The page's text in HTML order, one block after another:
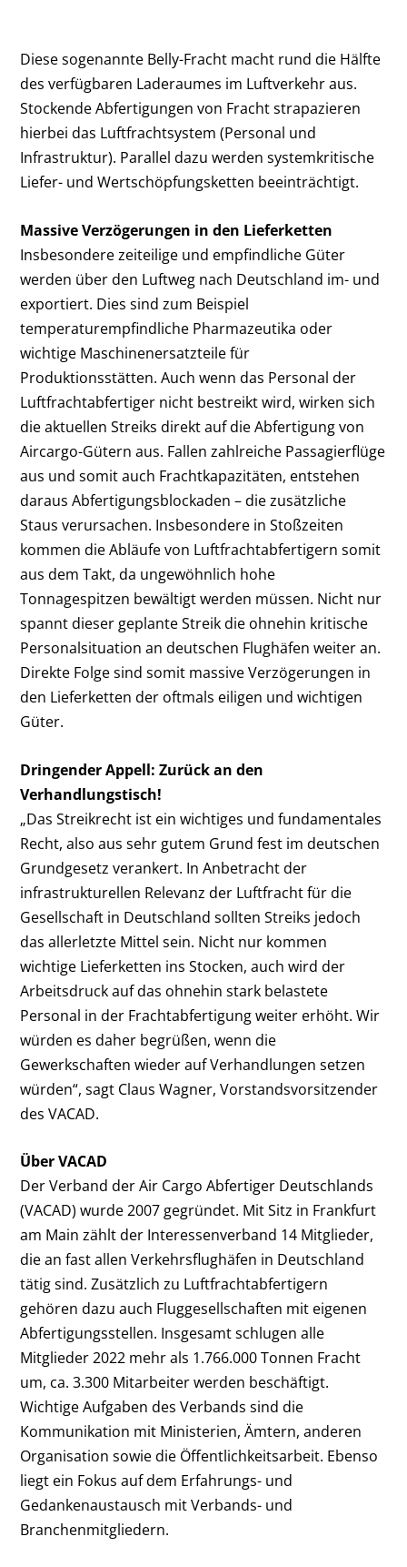
Diese sogenannte Belly-Fracht macht rund die Hälfte
des verfügbaren Laderaumes im Luftverkehr aus.
Stockende Abfertigungen von Fracht strapazieren
hierbei das Luftfrachtsystem (Personal und
Infrastruktur). Parallel dazu werden systemkritische
Liefer- und Wertschöpfungsketten beeinträchtigt.
Massive Verzögerungen in den Lieferketten
Insbesondere zeiteilige und empfindliche Güter
werden über den Luftweg nach Deutschland im- und
exportiert. Dies sind zum Beispiel
temperaturempfindliche Pharmazeutika oder
wichtige Maschinenersatzteile für
Produktionsstätten. Auch wenn das Personal der
Luftfrachtabfertiger nicht bestreikt wird, wirken sich
die aktuellen Streiks direkt auf die Abfertigung von
Aircargo-Gütern aus. Fallen zahlreiche Passagierflüge
aus und somit auch Frachtkapazitäten, entstehen
daraus Abfertigungsblockaden – die zusätzliche
Staus verursachen. Insbesondere in Stoßzeiten
kommen die Abläufe von Luftfrachtabfertigern somit
aus dem Takt,da ungewöhnlich hohe
Tonnagespitzen bewältigt werden müssen. Nicht nur
spannt dieser geplante Streik die ohnehin kritische
Personalsituation an deutschen Flughäfen weiter an.
Direkte Folge sind somit massive Verzögerungen in
den Lieferketten der oftmals eiligen und wichtigen
Güter.
Dringender Appell: Zurück an den
Verhandlungstisch!
„Das Streikrecht ist ein wichtiges und fundamentales
Recht, also aus sehr gutem Grund fest im deutschen
Grundgesetz verankert. In Anbetracht der
infrastrukturellen Relevanz der Luftfracht für die
Gesellschaft in Deutschland sollten Streiks jedoch
das allerletzte Mittel sein. Nicht nur kommen
wichtige Lieferketten ins Stocken, auch wird der
Arbeitsdruck auf das ohnehin stark belastete
Personal in der Frachtabfertigung weiter erhöht.Wir
würden es daher begrüßen, wenn die
Gewerkschaften wieder auf Verhandlungen setzen
würden“, sagt Claus Wagner, Vorstandsvorsitzender
des VACAD.
Über VACAD
Der Verband der Air Cargo Abfertiger Deutschlands
(VACAD) wurde 2007 gegründet. Mit Sitz in Frankfurt
am Main zählt der Interessenverband 14 Mitglieder,
die an fast allen Verkehrsflughäfen in Deutschland
tätig sind. Zusätzlich zu Luftfrachtabfertigern
gehören dazu auch Fluggesellschaften mit eigenen
Abfertigungsstellen. Insgesamt schlugen alle
Mitglieder 2022 mehr als 1.766.000 Tonnen Fracht
um, ca. 3.300 Mitarbeiter werden beschäftigt.
Wichtige Aufgaben des Verbands sind die
Kommunikation mit Ministerien, Ämtern, anderen
Organisation sowie die Öffentlichkeitsarbeit. Ebenso
liegt ein Fokus auf dem Erfahrungs- und
Gedankenaustausch mit Verbands- und
Branchenmitgliedern.